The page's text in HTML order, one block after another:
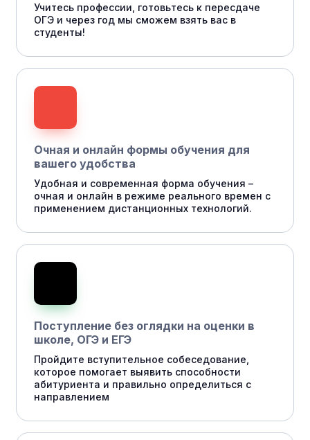
Учитесь профессии, готовьтесь к пересдаче
ОГЭ и через год мы сможем взять вас в
студенты!
Очная и онлайн формы обучения для
вашего удобства
Удобная и современная форма обучения –
очная и онлайн в режиме реального времен с
применением дистанционных технологий.
Поступление без оглядки на оценки в
школе, ОГЭ и ЕГЭ
Пройдите вступительное собеседование,
которое помогает выявить способности
абитуриента и правильно определиться с
направлением